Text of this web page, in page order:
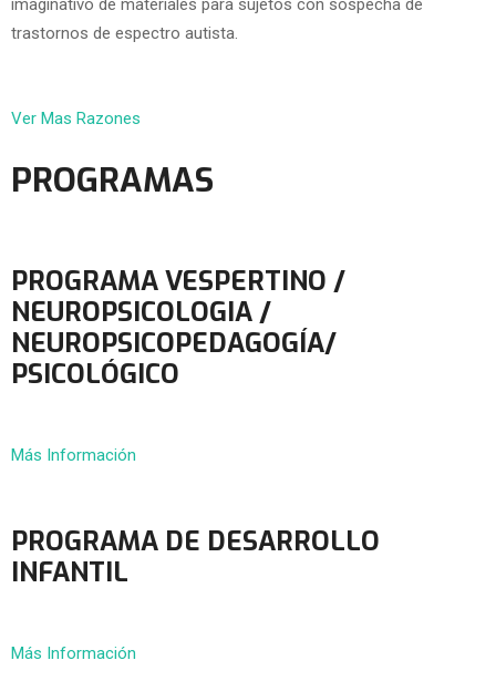
imaginativo de materiales para sujetos con sospecha de
trastornos de espectro autista.
Ver Mas Razones
PROGRAMAS
PROGRAMA VESPERTINO /
NEUROPSICOLOGIA /
NEUROPSICOPEDAGOGÍA/
PSICOLÓGICO
Más Información
PROGRAMA DE DESARROLLO
INFANTIL
Más Información